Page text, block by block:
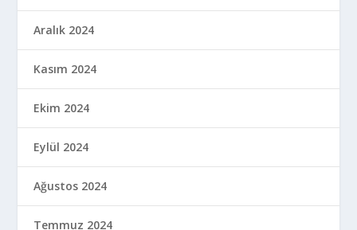
Aralık 2024
Kasım 2024
Ekim 2024
Eylül 2024
Ağustos 2024
Temmuz 2024